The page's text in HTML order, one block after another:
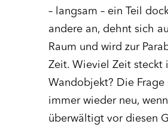
– langsam – ein Teil
andere an, dehnt sich
Raum und wird zur
Zeit. Wieviel Zeit steckt
Wandobjekt? Die Frage
immer wieder neu,
überwältigt vor diesen